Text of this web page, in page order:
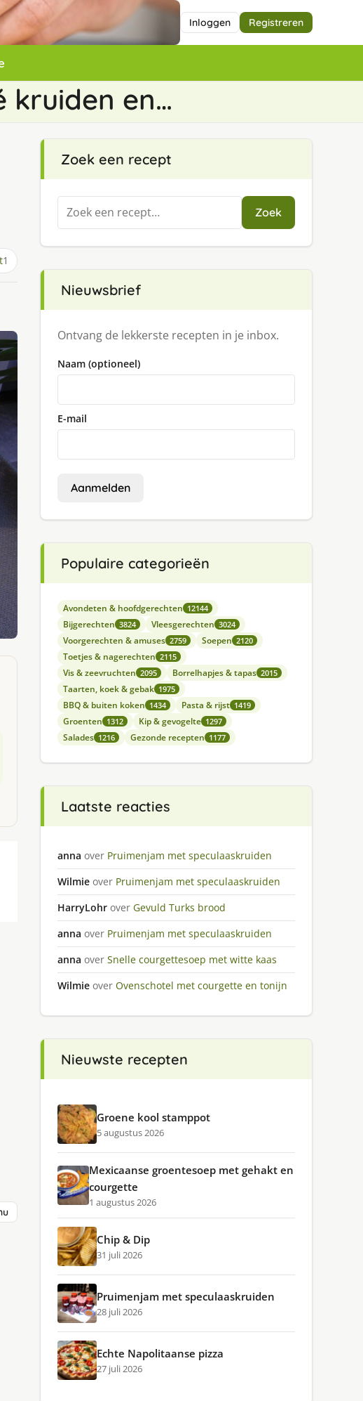
Inloggen Registreren
kruiden en…
1
Zoek een recept
Zoeken
naar:
Zoek
Nieuwsbrief
Ontvang de lekkerste recepten in je inbox.
Naam (optioneel)
E-mail
Aanmelden
Populaire categorieën
Avondeten & hoofdgerechten 12144
Bijgerechten 3824 Vleesgerechten 3024
Voorgerechten & amuses 2759 Soepen 2120
Toetjes & nagerechten 2115
Vis & zeevruchten 2095 Borrelhapjes & tapas 2015
Taarten, koek & gebak 1975
BBQ & buiten koken 1434 Pasta & rijst 1419
Groenten 1312 Kip & gevogelte 1297
Salades 1216 Gezonde recepten 1177
Laatste reacties
anna over Pruimenjam met speculaaskruiden
Wilmie over Pruimenjam met speculaaskruiden
HarryLohr over Gevuld Turks brood
anna over Pruimenjam met speculaaskruiden
anna over Snelle courgettesoep met witte kaas
Wilmie over Ovenschotel met courgette en tonijn
Nieuwste recepten
Groene kool stamppot
5 augustus 2026
Mexicaanse groentesoep met gehakt en
courgette
1 augustus 2026
Chip & Dip
31 juli 2026
Pruimenjam met speculaaskruiden
28 juli 2026
Echte Napolitaanse pizza
27 juli 2026